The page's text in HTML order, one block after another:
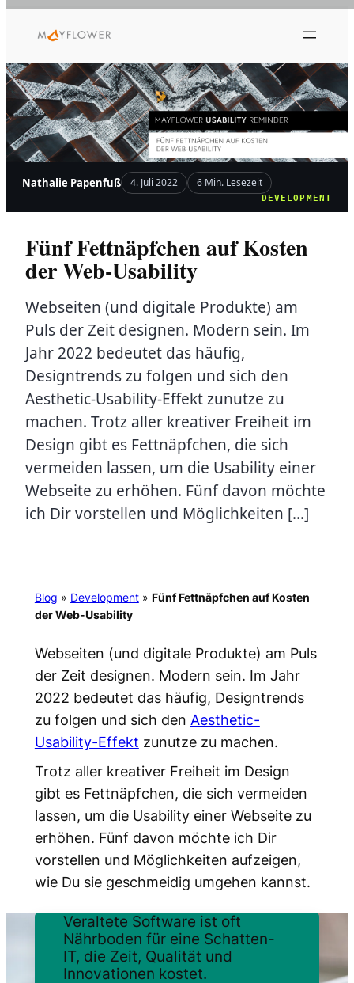
Inhalt
Nathalie Papenfuß 4. Juli 2022 6 Min. Lesezeit
DEVELOPMENT
Fünf Fettnäpfchen auf Kosten
der Web-Usability
Webseiten (und digitale Produkte) am
Puls der Zeit designen. Modern sein. Im
Jahr 2022 bedeutet das häufig,
Designtrends zu folgen und sich den
Aesthetic-Usability-Effekt zunutze zu
machen. Trotz aller kreativer Freiheit im
Design gibt es Fettnäpfchen, die sich
vermeiden lassen, um die Usability einer
Webseite zu erhöhen. Fünf davon möchte
ich Dir vorstellen und Möglichkeiten […]
Blog » Development» Fünf Fettnäpfchen auf Kosten
der Web-Usability
Webseiten (und digitale Produkte) am Puls
der Zeit designen. Modern sein. Im Jahr
2022 bedeutet das häufig, Designtrends
zu folgen und sich den Aesthetic-
Usability-Effekt zunutze zu machen.
Trotz aller kreativer Freiheit im Design
gibt es Fettnäpfchen, die sich vermeiden
lassen, um die Usability einer Webseite zu
erhöhen. Fünf davon möchte ich Dir
vorstellen und Möglichkeiten aufzeigen,
wie Du sie geschmeidig umgehen kannst.
Veraltete Software ist oft
Nährboden für eine Schatten-
IT, die Zeit, Qualität und
Innovationen kostet.